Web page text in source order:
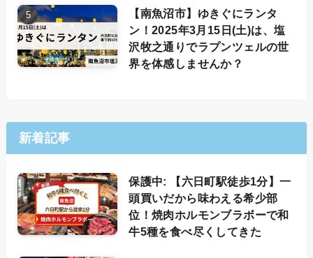
【南魚沼市】ゆきぐにランタ
ン！2025年3月15日(土)は、塩
沢牧之通りでラプンツェルの世
界を体感しませんか？
新着記事
保護中: 【六日町駅徒歩1分】一
頭買いだから味わえる希少部
位！焼肉ホルモンブラボーで和
牛5種を食べ尽くしてきた